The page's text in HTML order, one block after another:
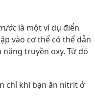
là một ví dụ điển
vào cơ thể có thể dẫn
truyền oxy. Từ đó
chỉ khi bạn ăn nitrit ở